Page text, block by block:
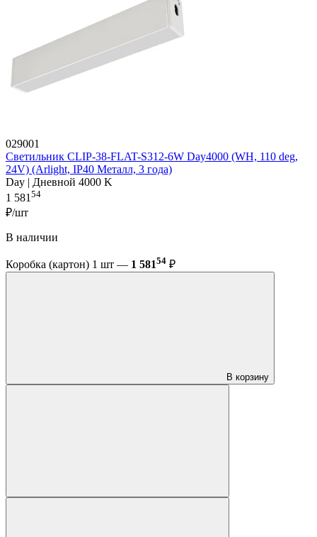
029001
Светильник CLIP-38-FLAT-S312-6W Day4000 (WH, 110 deg,
24V) (Arlight, IP40 Металл, 3 года)
Day | Дневной 4000 K
1 581 54
₽/шт
В наличии
Коробка (картон) 1 шт — 1 58154 ₽
В корзину